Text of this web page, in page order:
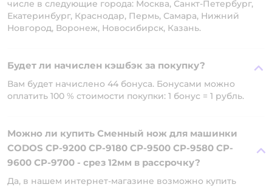
числе в следующие города: Москва, Санкт-Петербург,
Екатеринбург, Краснодар, Пермь, Самара, Нижний
Новгород, Воронеж, Новосибирск, Казань.
Будет ли начислен кэшбэк за покупку?
Вам будет начислено 44 бонуса. Бонусами можно
оплатить 100 % стоимости покупки: 1 бонус = 1 рубль.
Можно ли купить Сменный нож для машинки
CODOS CP-9200 CP-9180 CP-9500 CP-9580 CP-
9600 CP-9700 - срез 12мм в рассрочку?
Да, в нашем интернет-магазине возможно купить